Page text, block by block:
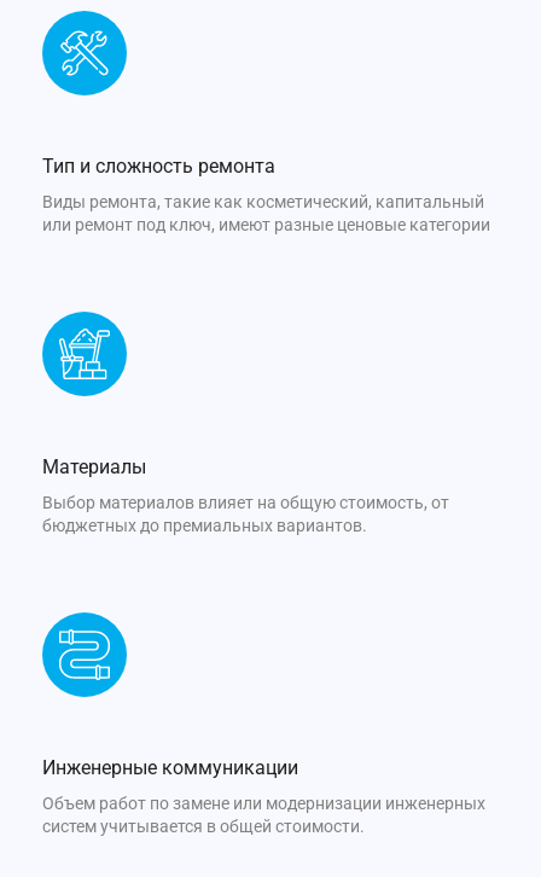
Тип и сложность ремонта
Виды ремонта, такие как косметический, капитальный
или ремонт под ключ, имеют разные ценовые категории
Материалы
Выбор материалов влияет на общую стоимость, от
бюджетных до премиальных вариантов.
Инженерные коммуникации
Объем работ по замене или модернизации инженерных
систем учитывается в общей стоимости.